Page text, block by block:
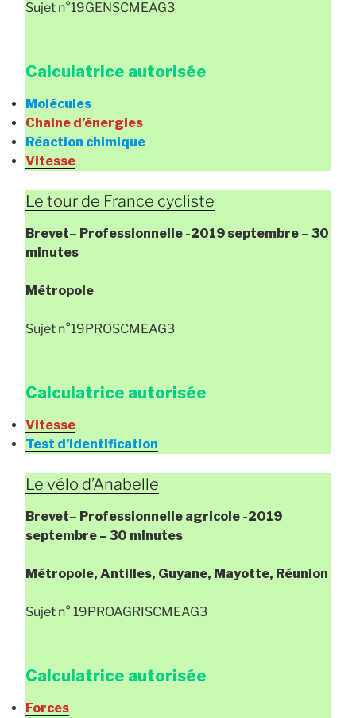
Sujet n°19GENSCMEAG3
Calculatrice autorisée
Molécules
Chaine d’énergies
Réaction chimique
Vitesse
Le tour de France cycliste
Brevet– Professionnelle -2019 septembre – 30
minutes
Métropole
Sujet n°19PROSCMEAG3
Calculatrice autorisée
Vitesse
Test d’identification
Le vélo d’Anabelle
Brevet– Professionnelle agricole -2019
septembre – 30 minutes
Métropole, Antilles, Guyane, Mayotte, Réunion
Sujet n° 19PROAGRISCMEAG3
Calculatrice autorisée
Forces